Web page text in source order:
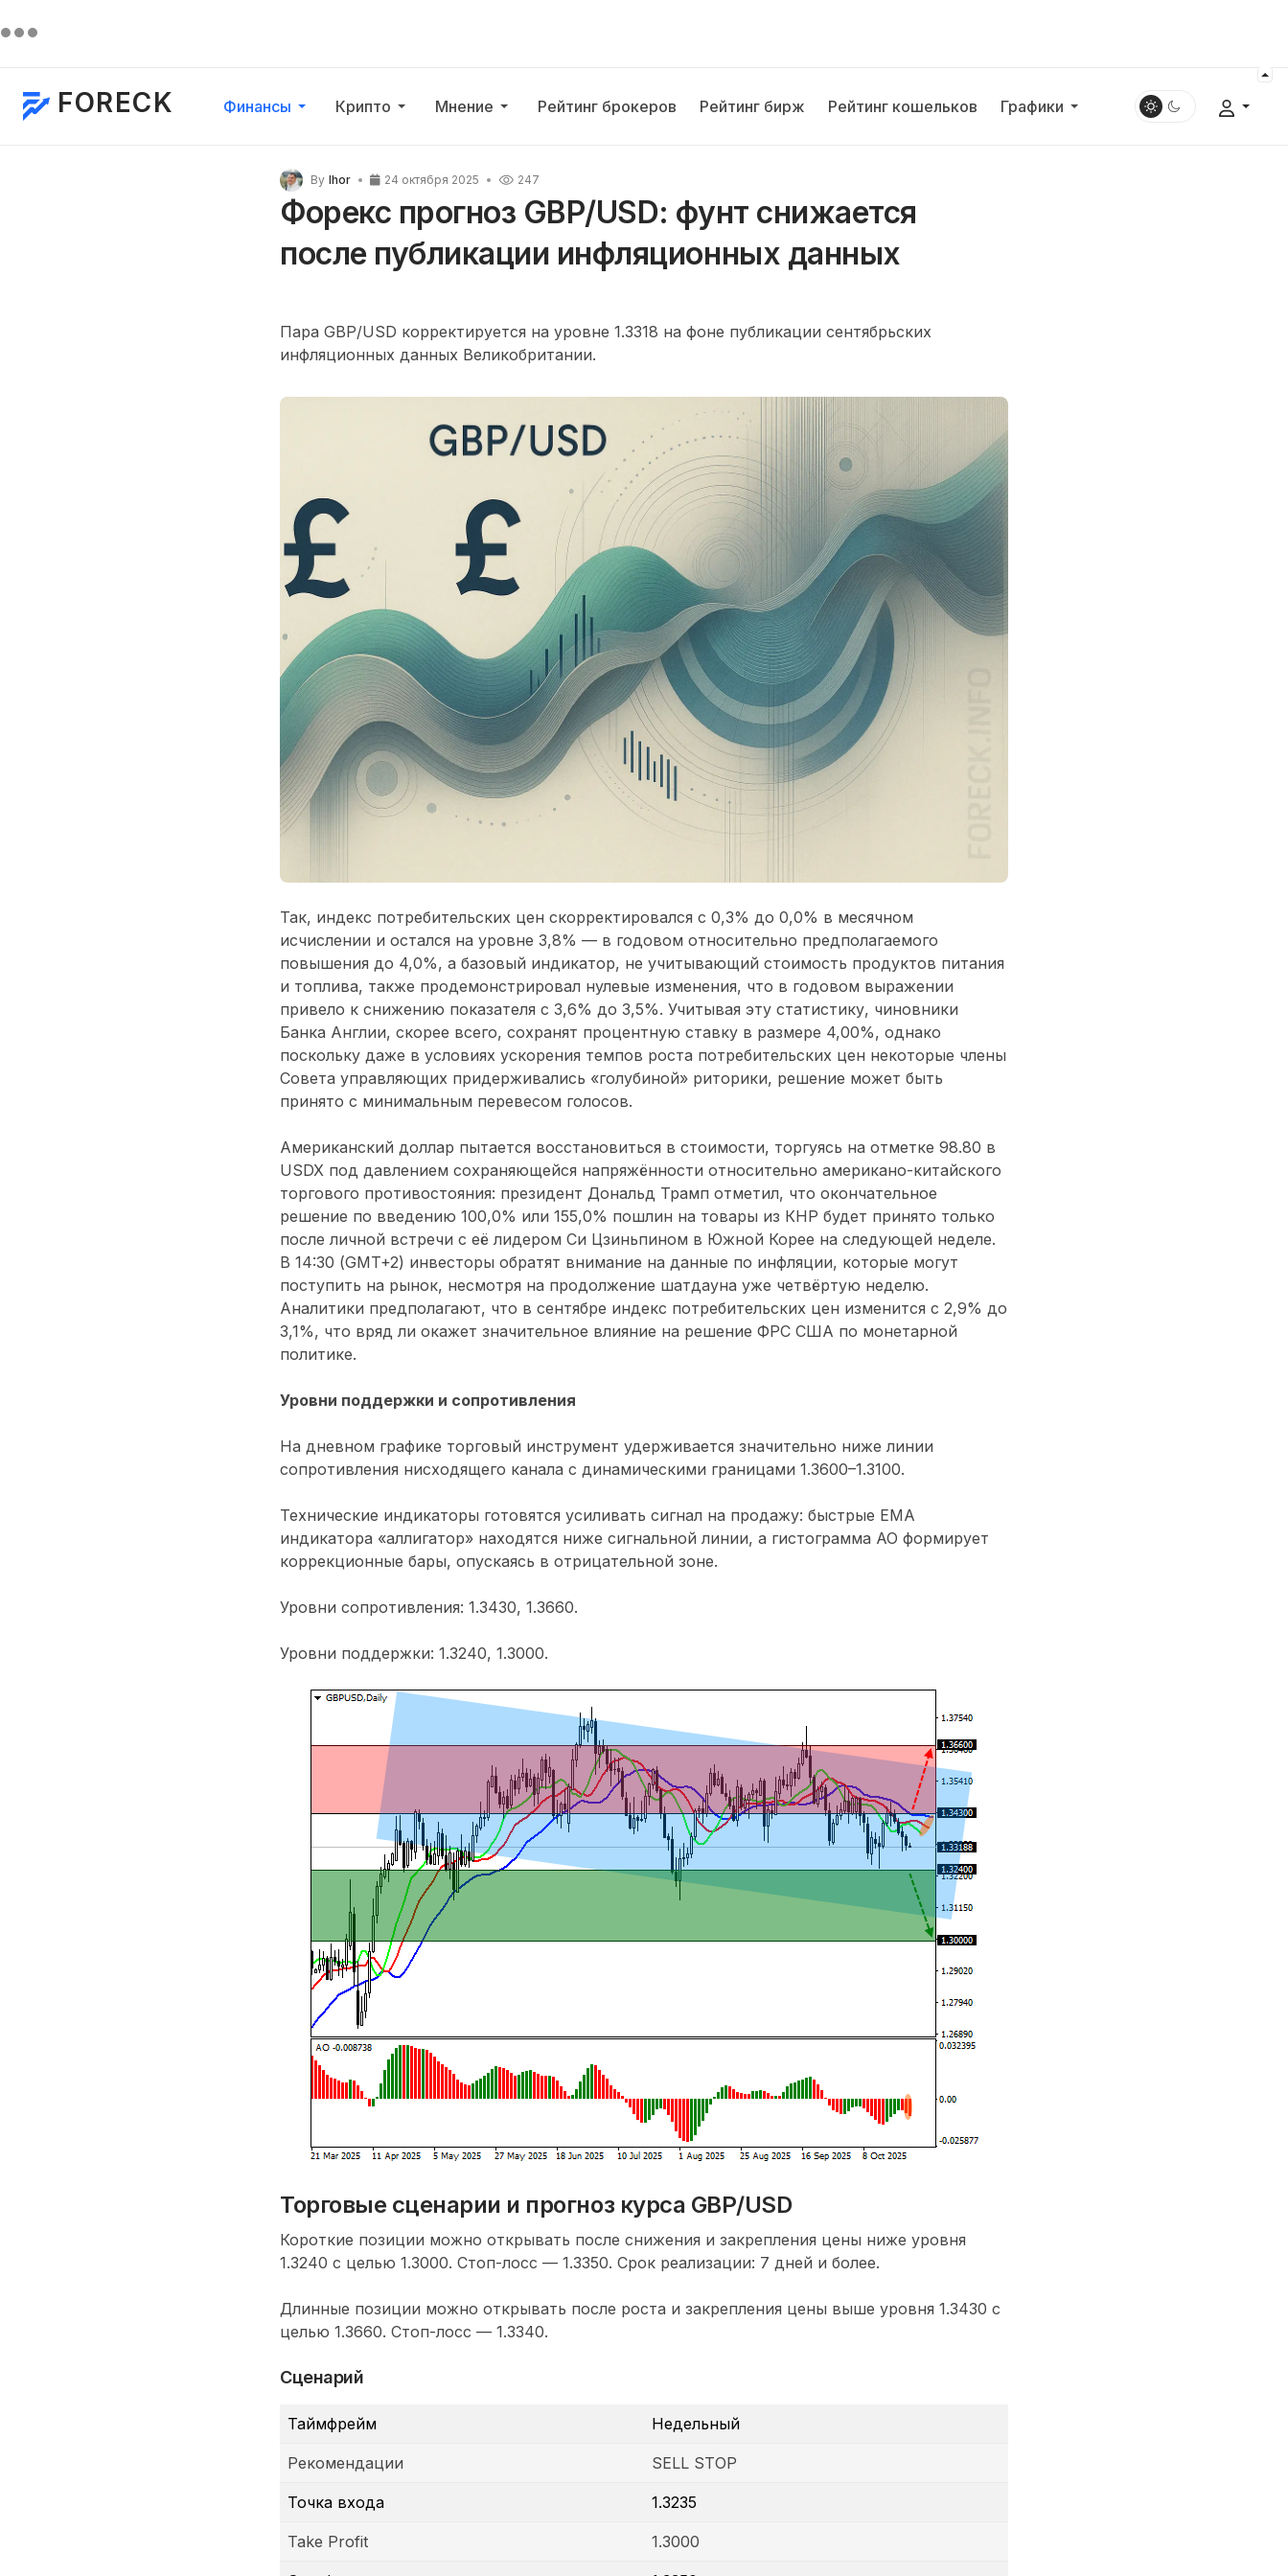
FORECK Финансы Крипто Мнение Рейтинг брокеров Рейтинг бирж Рейтинг кошельков Графики
By Ihor 24 октября 2025 247
Форекс прогноз GBP/USD: фунт снижается
после публикации инфляционных данных
Пара GBP/USD корректируется на уровне 1.3318 на фоне публикации сентябрьских
инфляционных данных Великобритании.
Так, индекс потребительских цен скорректировался с 0,3% до 0,0% в месячном
исчислении и остался на уровне 3,8% — в годовом относительно предполагаемого
повышения до 4,0%, а базовый индикатор, не учитывающий стоимость продуктов питания
и топлива, также продемонстрировал нулевые изменения, что в годовом выражении
привело к снижению показателя с 3,6% до 3,5%. Учитывая эту статистику, чиновники
Банка Англии, скорее всего, сохранят процентную ставку в размере 4,00%, однако
поскольку даже в условиях ускорения темпов роста потребительских цен некоторые члены
Совета управляющих придерживались «голубиной» риторики, решение может быть
принято с минимальным перевесом голосов.
Американский доллар пытается восстановиться в стоимости, торгуясь на отметке 98.80 в
USDX под давлением сохраняющейся напряжённости относительно американо-китайского
торгового противостояния: президент Дональд Трамп отметил, что окончательное
решение по введению 100,0% или 155,0% пошлин на товары из КНР будет принято только
после личной встречи с её лидером Си Цзиньпином в Южной Корее на следующей неделе.
В 14:30 (GMT+2) инвесторы обратят внимание на данные по инфляции, которые могут
поступить на рынок, несмотря на продолжение шатдауна уже четвёртую неделю.
Аналитики предполагают, что в сентябре индекс потребительских цен изменится с 2,9% до
3,1%, что вряд ли окажет значительное влияние на решение ФРС США по монетарной
политике.
Уровни поддержки и сопротивления
На дневном графике торговый инструмент удерживается значительно ниже линии
сопротивления нисходящего канала с динамическими границами 1.3600–1.3100.
Технические индикаторы готовятся усиливать сигнал на продажу: быстрые ЕМА
индикатора «аллигатор» находятся ниже сигнальной линии, а гистограмма АО формирует
коррекционные бары, опускаясь в отрицательной зоне.
Уровни сопротивления: 1.3430, 1.3660.
Уровни поддержки: 1.3240, 1.3000.
Торговые сценарии и прогноз курса GBP/USD
Короткие позиции можно открывать после снижения и закрепления цены ниже уровня
1.3240 с целью 1.3000. Стоп-лосс — 1.3350. Срок реализации: 7 дней и более.
Длинные позиции можно открывать после роста и закрепления цены выше уровня 1.3430 с
целью 1.3660. Стоп-лосс — 1.3340.
Сценарий
Таймфрейм Недельный
Рекомендации SELL STOP
Точка входа 1.3235
Take Profit 1.3000